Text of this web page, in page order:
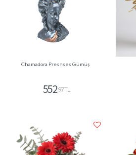
Chamadora Presnses Gümüş
552,97 TL